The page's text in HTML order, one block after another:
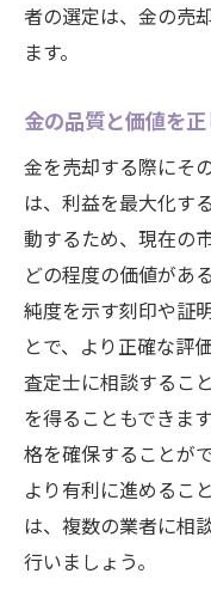
者の選定は、金の売
ます。
金の品質と価値を
金を売却する際にそ
は、利益を最大化す
動するため、現在の
どの程度の価値があ
純度を示す刻印や証
とで、より正確な評
査定士に相談するこ
を得ることもできま
格を確保することが
より有利に進めるこ
は、複数の業者に相
行いましょう。